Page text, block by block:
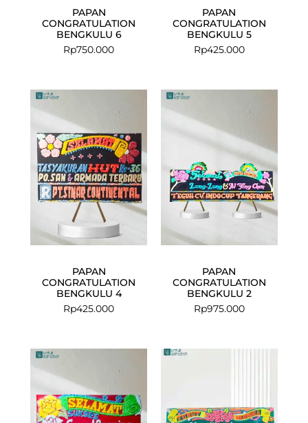
PAPAN
CONGRATULATION
BENGKULU 6
Rp750.000
PAPAN
CONGRATULATION
BENGKULU 5
Rp425.000
PAPAN
CONGRATULATION
BENGKULU 4
Rp425.000
PAPAN
CONGRATULATION
BENGKULU 2
Rp975.000